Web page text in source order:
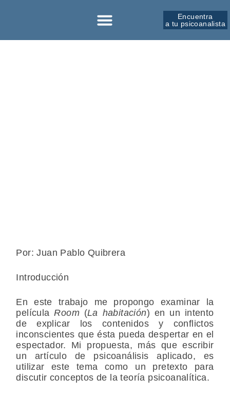
Encuentra
a tu psicoanalista
Por: Juan Pablo Quibrera
Introducción
En este trabajo me propongo examinar la
películaRoom (La habitación) en un intento
de explicar los contenidos y conflictos
inconscientes que ésta pueda despertar en el
espectador. Mi propuesta, más que escribir
un artículo de psicoanálisis aplicado, es
utilizar este tema como un pretexto para
discutir conceptos de la teoría psicoanalítica.